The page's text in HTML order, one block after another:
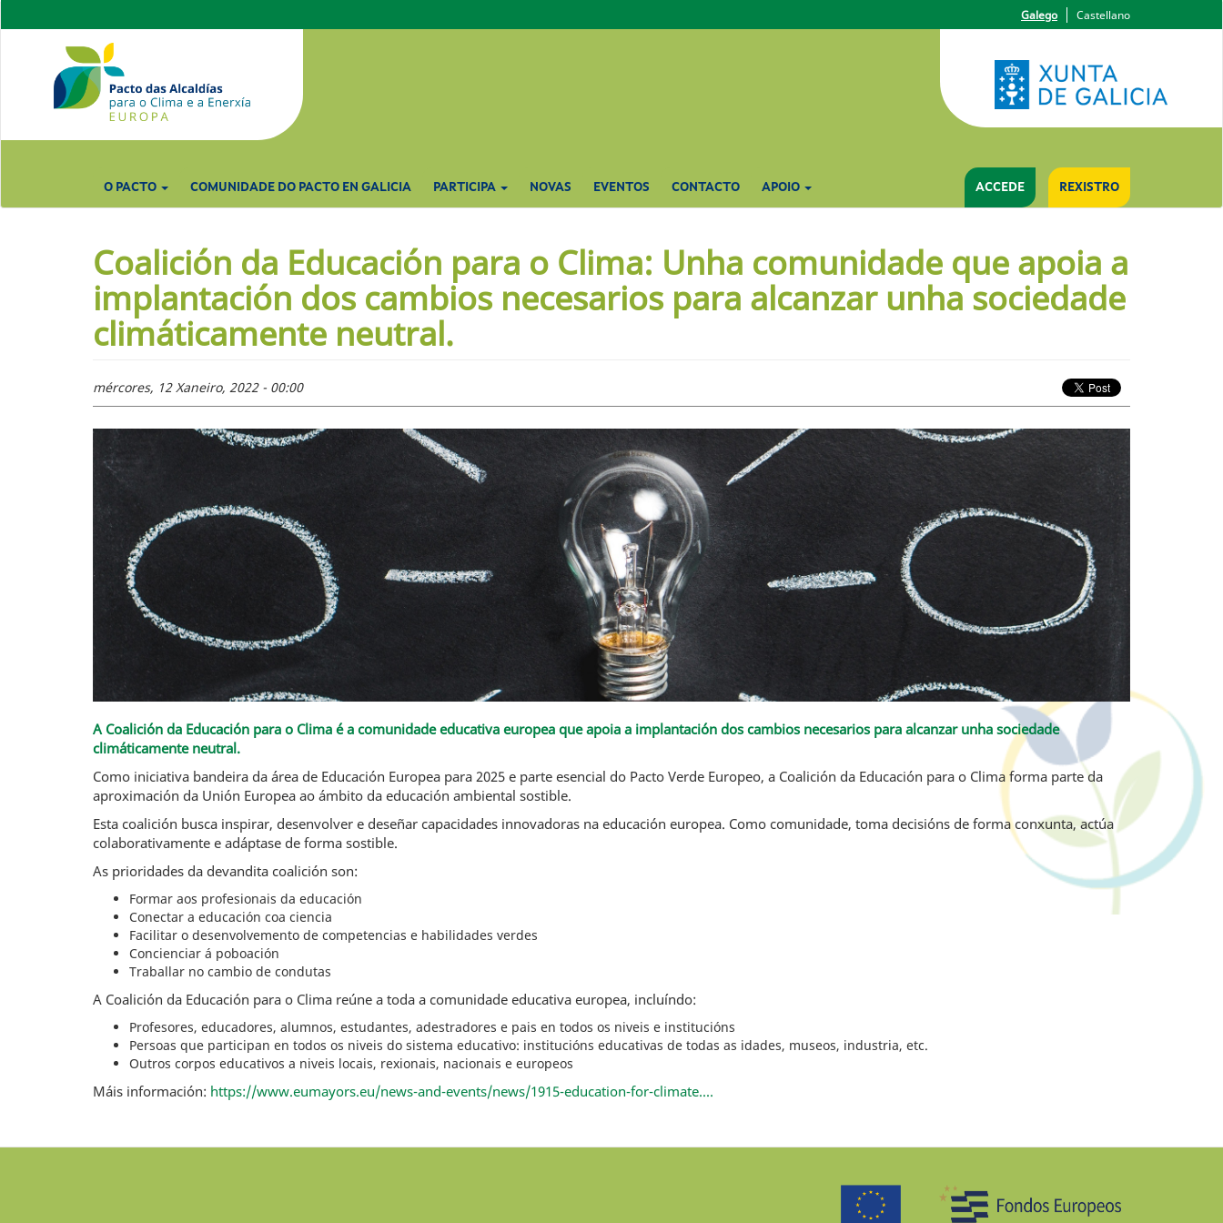
o
Galego Castellano
O PACTO COMUNIDADE DO PACTO EN GALICIA PARTICIPA NOVAS EVENTOS CONTACTO APOIO ACCEDE REXISTRO
Coalición da Educación para o Clima: Unha comunidade que apoia a
implantación dos cambios necesarios para alcanzar unha sociedade
climáticamente neutral.
mércores, 12 Xaneiro, 2022 - 00:00
A Coalición da Educación para o Clima é a comunidade educativa europea que apoia a implantación dos cambios necesarios para alcanzar unha sociedade
climáticamente neutral.
Como iniciativa bandeira da área de Educación Europea para 2025 e parte esencial do Pacto Verde Europeo, a Coalición da Educación para o Clima forma parte da
aproximación da Unión Europea ao ámbito da educación ambiental sostible.
Esta coalición busca inspirar, desenvolver e deseñar capacidades innovadoras na educación europea. Como comunidade, toma decisións de forma conxunta, actúa
colaborativamente e adáptase de forma sostible.
As prioridades da devandita coalición son:
Formar aos profesionais da educación
Conectar a educación coa ciencia
Facilitar o desenvolvemento de competencias e habilidades verdes
Concienciar á poboación
Traballar no cambio de condutas
A Coalición da Educación para o Clima reúne a toda a comunidade educativa europea, incluíndo:
Profesores, educadores, alumnos, estudantes, adestradores e pais en todos os niveis e institucións
Persoas que participan en todos os niveis do sistema educativo: institucións educativas de todas as idades, museos, industria, etc.
Outros corpos educativos a niveis locais, rexionais, nacionais e europeos
Máis información: https://www.eumayors.eu/news-and-events/news/1915-education-for-climate....